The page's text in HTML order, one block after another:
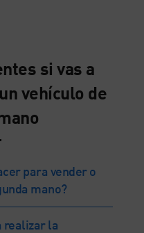
si vas a
vehículo de
para vender o
mano?
realizar la